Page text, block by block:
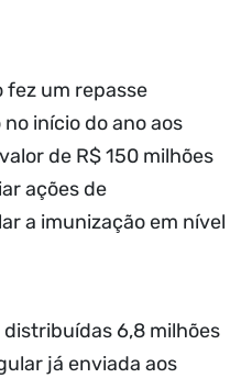
fez um repasse
início do ano aos
de R$ 150 milhões
ações de
a imunização em nível
6,8 milhões
já enviada aos